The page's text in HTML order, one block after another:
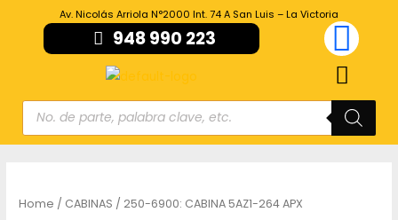
Av. Nicolás Arriola N°2000 Int. 74 A San Luis – La Victoria
948 990 223
Home / CABINAS / 250-6900: CABINA 5AZ1-264 APX